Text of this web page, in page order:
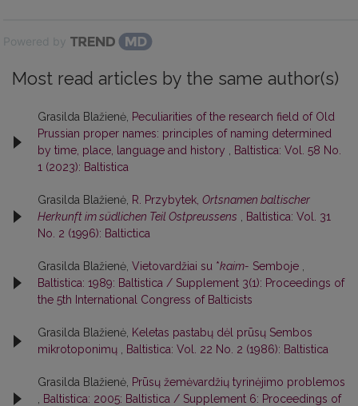
Powered by
Most read articles by the same author(s)
Grasilda Blažienė, Peculiarities of the research field of Old
Prussian proper names: principles of naming determined
by time, place, language and history
Baltistica: Vol. 58 No.
1 (2023): Baltistica
Grasilda Blažienė, R. Przybytek, Ortsnamen baltischer
Herkunft im südlichen Teil Ostpreussens
Baltistica: Vol. 31
No. 2 (1996): Baltictica
Grasilda Blažienė, Vietovardžiai su *kaim- Semboje
Baltistica: 1989: Baltistica / Supplement 3(1): Proceedings of
the 5th International Congress of Balticists
Grasilda Blažienė, Keletas pastabų dėl prūsų Sembos
mikrotoponimų
Baltistica: Vol. 22 No. 2 (1986): Baltistica
Grasilda Blažienė, Prūsų žemėvardžių tyrinėjimo problemos
Baltistica: 2005: Baltistica / Supplement 6: Proceedings of